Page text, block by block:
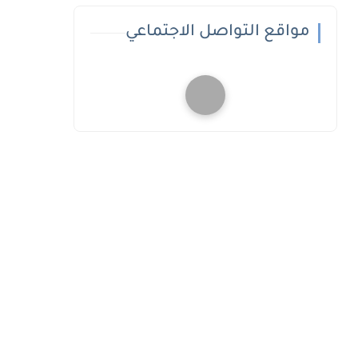
مواقع التواصل الاجتماعي